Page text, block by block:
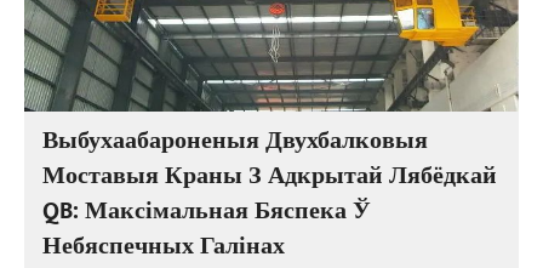
Выбухаабароненыя Двухбалковыя
Моставыя Краны З Адкрытай Лябёдкай
QB: Максімальная Бяспека Ў
Небяспечных Галінах